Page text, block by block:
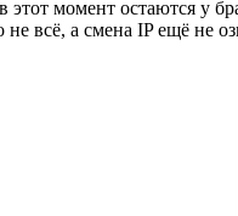
момент остаются у
всё, а смена IP ещё не